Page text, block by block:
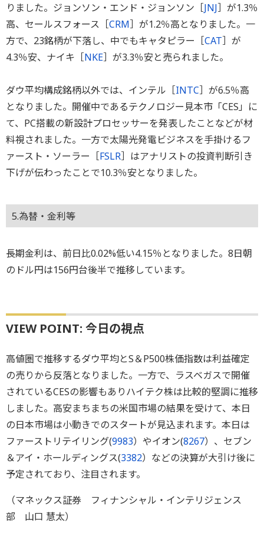
りました。ジョンソン・エンド・ジョンソン［JNJ］が1.3％
高、セールスフォース［CRM］が1.2％高となりました。一
方で、23銘柄が下落し、中でもキャタピラー［CAT］が
4.3％安、ナイキ［NKE］が3.3％安と売られました。
ダウ平均構成銘柄以外では、インテル［INTC］が6.5％高
となりました。開催中であるテクノロジー見本市「CES」に
て、PC搭載の新設計プロセッサーを発表したことなどが材
料視されました。一方で太陽光発電ビジネスを手掛けるフ
ァースト・ソーラー［FSLR］はアナリストの投資判断引き
下げが伝わったことで10.3％安となりました。
5.為替・金利等
長期金利は、前日比0.02%低い4.15％となりました。8日朝
のドル円は156円台後半で推移しています。
VIEW POINT: 今日の視点
高値圏で推移するダウ平均とS＆P500株価指数は利益確定
の売りから反落となりました。一方で、ラスベガスで開催
されているCESの影響もありハイテク株は比較的堅調に推移
しました。高安まちまちの米国市場の結果を受けて、本日
の日本市場は小動きでのスタートが見込まれます。本日は
ファーストリテイリング(9983）やイオン(8267）、セブン
＆アイ・ホールディングス(3382）などの決算が大引け後に
予定されており、注目されます。
（マネックス証券 フィナンシャル・インテリジェンス
部 山口 慧太）